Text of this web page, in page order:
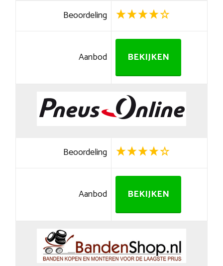
Beoordeling
Aanbod BEKIJKEN
Beoordeling
Aanbod BEKIJKEN